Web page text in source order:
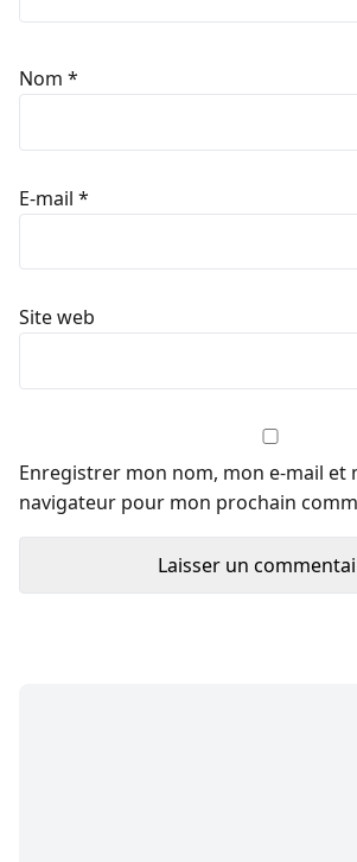
Nom *
E-mail *
Site web
Enregistrer mon nom, mon e-mail et
navigateur pour mon prochain